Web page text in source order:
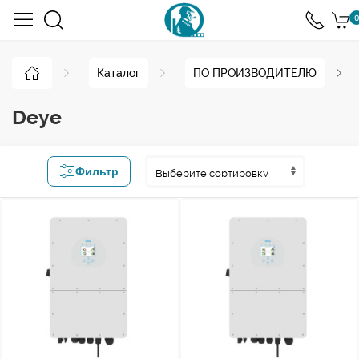
0
Каталог ПО ПРОИЗВОДИТЕЛЮ
Deye
Фильтр